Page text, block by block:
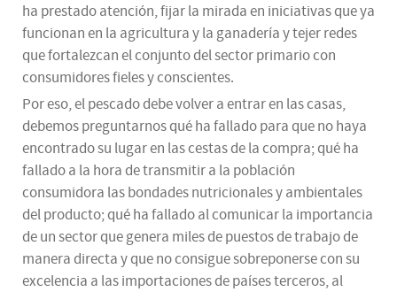
ha prestado atención, fijar la mirada en iniciativas que ya
funcionan en la agricultura y la ganadería y tejer redes
que fortalezcan el conjunto del sector primario con
consumidores fieles y conscientes.
Por eso, el pescado debe volver a entrar en las casas,
debemos preguntarnos qué ha fallado para que no haya
encontrado su lugar en las cestas de la compra; qué ha
fallado a la hora de transmitir a la población
consumidora las bondades nutricionales y ambientales
del producto; qué ha fallado al comunicar la importancia
de un sector que genera miles de puestos de trabajo de
manera directa y que no consigue sobreponerse con su
excelencia a las importaciones de países terceros, al